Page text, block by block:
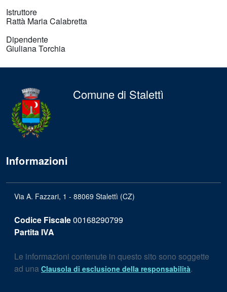
Istruttore
Rattà Maria Calabretta
Dipendente
Giuliana Torchia
Comune di Stalettì
Informazioni
Via A. Fazzari, 1 - 88069 Stalettì (CZ)
Codice Fiscale00168290799
Partita IVA
Le informazioni contenute in questo sito sono soggette
ad una Clausola di esclusione della responsabilità.